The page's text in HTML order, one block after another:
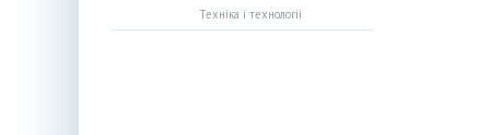
Техніка і технології